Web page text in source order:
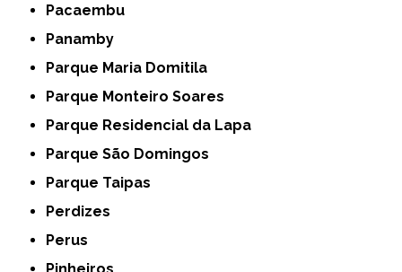
Pacaembu
Panamby
Parque Maria Domitila
Parque Monteiro Soares
Parque Residencial da Lapa
Parque São Domingos
Parque Taipas
Perdizes
Perus